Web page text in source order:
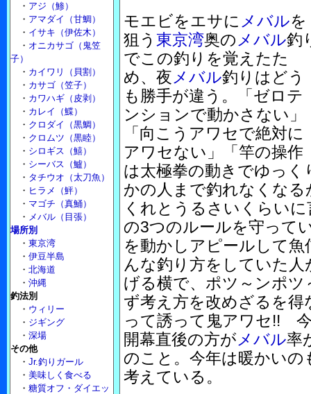
モエビをエサに メバルを
狙う 東京湾奥の メバル釣
でこの釣りを覚えたた
め、夜 メバル釣りはどう
も勝手が違う。「ゼロテ
ンションで動かさない」
「向こうアワセで絶対に
アワセない」「竿の操作
は太極拳の動きでゆっ
かの人まで釣れなくな
くれとうるさいくらい
の3つのルールを守って
を動かしアピールして
んな釣り方をしていた人
げる横で、ポツ～ンポ
ず考え方を改めざるを得
って誘って鬼アワセ!!
開幕直後の方が メバル率
のこと。今年は暖かい
考えている。
・ アジ（鯵）
・ アマダイ（甘鯛）
・ イサキ（伊佐木）
・ オニカサゴ（鬼笠
子）
・ カイワリ（貝割）
・ カサゴ（笠子）
・ カワハギ（皮剥）
・ カレイ（鰈）
・ クロダイ（黒鯛）
・ クロムツ（黒睦）
・ シロギス（鱚）
・ シーバス（鱸）
・ タチウオ（太刀魚）
・ ヒラメ（鮃）
・ マゴチ（真鯒）
・ メバル（目張）
場所別
・ 東京湾
・ 伊豆半島
・ 北海道
・ 沖縄
釣法別
・ ウィリー
・ ジギング
・ 深場
その他
・ Jr.釣りガール
・ 美味しく食べる
・ 糖質オフ・ダイエッ